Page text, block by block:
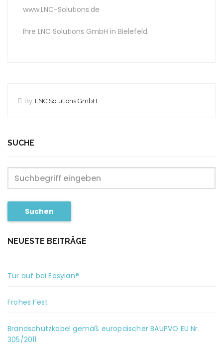
www.LNC-Solutions.de
Ihre LNC Solutions GmbH in Bielefeld.
By LNC Solutions GmbH
SUCHE
Suchen
NEUESTE BEITRÄGE
Tür auf bei Easylan®
Frohes Fest
Brandschutzkabel gemäß europäischer BAUPVO EU Nr.
305/2011